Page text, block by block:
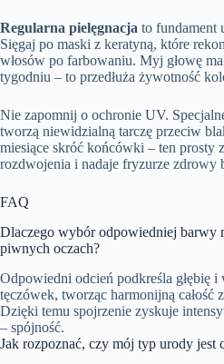
Regularna pielęgnacja to fundament
Sięgaj po maski z keratyną, które
włosów po farbowaniu. Myj głowę
tygodniu – to przedłuża żywotność
Nie zapomnij o ochronie UV.
tworzą niewidzialną tarczę przeciw
miesiące skróć końcówki – ten prosty
rozdwojenia i nadaje fryzurze zdrowy
FAQ
Dlaczego wybór odpowiedniej barwy
piwnych oczach?
Odpowiedni odcień podkreśla głębię
tęczówek, tworząc harmonijną całość
Dzięki temu spojrzenie zyskuje
– spójność.
Jak rozpoznać, czy mój typ urody jest